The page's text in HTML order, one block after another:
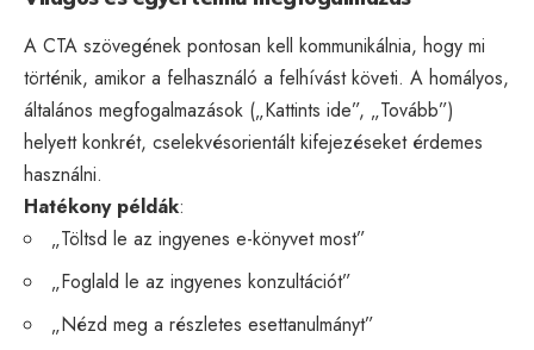
A CTA szövegének pontosan kell kommunikálnia, hogy mi
történik, amikor a felhasználó a felhívást követi. A homályos,
általános megfogalmazások („Kattints ide”, „Tovább”)
helyett konkrét, cselekvésorientált kifejezéseket érdemes
használni.
Hatékony példák:
„Töltsd le az ingyenes e-könyvet most”
„Foglald le az ingyenes konzultációt”
„Nézd meg a részletes esettanulmányt”